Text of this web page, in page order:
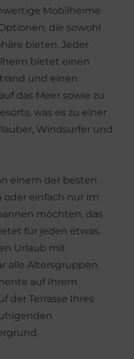
Mobilheime
die sowohl
bieten. Jeder
bietet einen
und einen
das Meer sowie zu
was es zu einer
Windsurfer und
einem der besten
oder einfach nur im
möchten, das
für jeden etwas.
Urlaub mit
alle Altersgruppen.
auf Ihrem
der Terrasse Ihres